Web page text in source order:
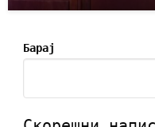
Барај